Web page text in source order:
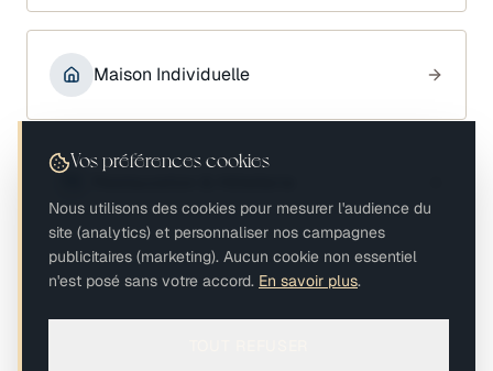
Maison Individuelle
Vos préférences cookies
Nous utilisons des cookies pour mesurer l'audience du
site (analytics) et personnaliser nos campagnes
publicitaires (marketing). Aucun cookie non essentiel
n'est posé sans votre accord. En savoir plus.